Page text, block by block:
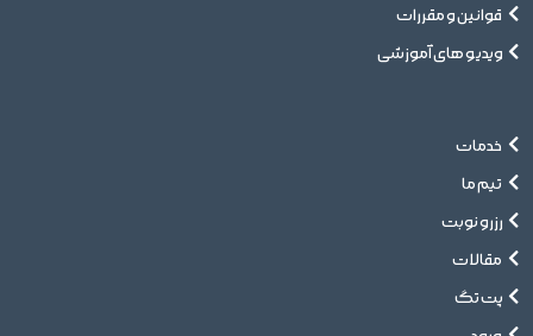
قوانین و مقررات
ویدیو های آموزشی
خدمات
تیم ما
رزرو نوبت
مقالات
پت تگ